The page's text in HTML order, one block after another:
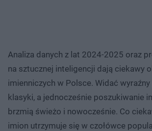
Analiza danych z lat 2024-2025 oraz
na sztucznej inteligencji dają ciekawy
imienniczych w Polsce. Widać
klasyki, a jednocześnie poszukiwanie
brzmią świeżo i nowocześnie. Co
imion utrzymuje się w czołówce